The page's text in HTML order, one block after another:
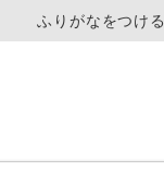
ふりがなをつける